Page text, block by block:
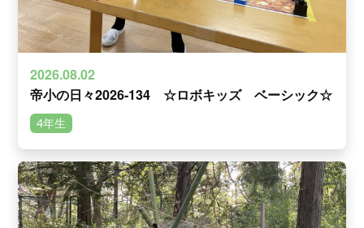
2026.08.02
帝小の日々2026-134 ☆ロボキッズ ベーシック☆
4年生